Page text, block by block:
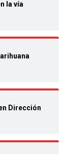
la vía
Dirección